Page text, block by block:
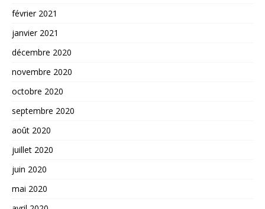
février 2021
janvier 2021
décembre 2020
novembre 2020
octobre 2020
septembre 2020
août 2020
juillet 2020
juin 2020
mai 2020